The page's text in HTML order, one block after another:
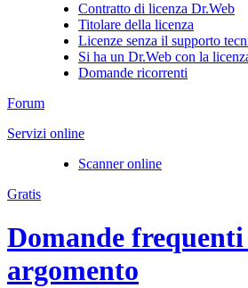
Contratto di licenza Dr.Web
Titolare della licenza
Licenze senza il supporto
Si ha un Dr.Web con la
Domande ricorrenti
Forum
Servizi online
Scanner online
Gratis
Domande
argomento